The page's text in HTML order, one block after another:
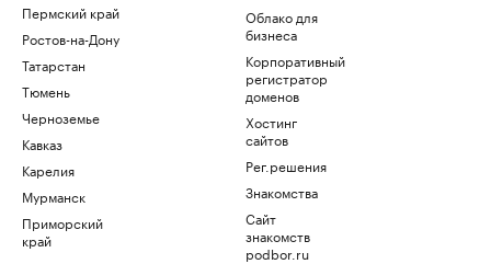
Пермский край
Ростов-на-Дону
Татарстан
Тюмень
Черноземье
Кавказ
Карелия
Мурманск
Приморский
край
Облако для
бизнеса
Корпоративный
регистратор
доменов
Хостинг
сайтов
Рег.решения
Знакомства
Сайт
знакомств
podbor.ru